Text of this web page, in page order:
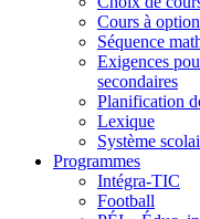
Cours à
Séquence
Exigences
secondaires
Planification
Lexique
Système
Programmes
Intégra-TIC
Football